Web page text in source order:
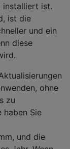
installiert ist.
ist die
und ein
diese
ohne
zu
haben Sie
und die